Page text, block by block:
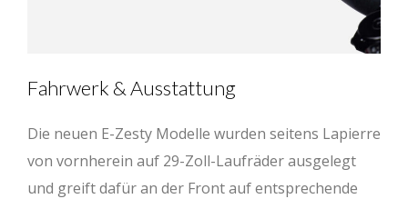
Fahrwerk & Ausstattung
Die neuen E-Zesty Modelle wurden seitens Lapierre
von vornherein auf 29-Zoll-Laufräder ausgelegt
und greift dafür an der Front auf entsprechende